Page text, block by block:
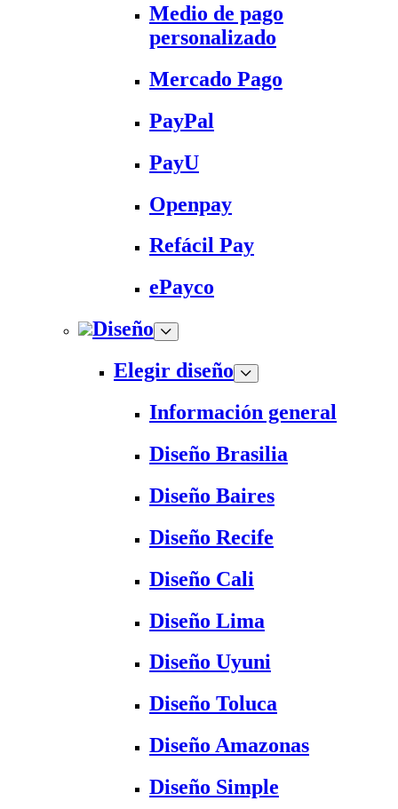
Medio de pago
personalizado
Mercado Pago
PayPal
PayU
Openpay
Refácil Pay
ePayco
Diseño
Elegir diseño
Información general
Diseño Brasilia
Diseño Baires
Diseño Recife
Diseño Cali
Diseño Lima
Diseño Uyuni
Diseño Toluca
Diseño Amazonas
Diseño Simple